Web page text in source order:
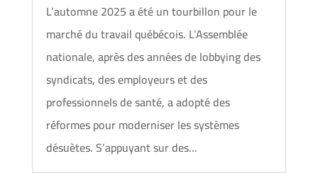
L’automne 2025 a été un tourbillon pour le
marché du travail québécois. L’Assemblée
nationale, après des années de lobbying des
syndicats, des employeurs et des
professionnels de santé, a adopté des
réformes pour moderniser les systèmes
désuètes. S’appuyant sur des...